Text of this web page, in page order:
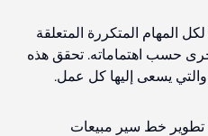
المهام المتكررة المتعلقة
حسب اهتماماته. تحقق هذه
والتي يسعى إليها كل عمل.
تطوير خط سير مبيعات